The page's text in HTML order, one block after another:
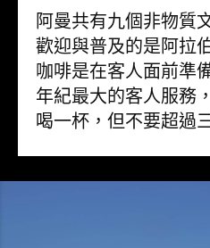
阿曼共有九個非物質
歡迎與普及的是阿拉
咖啡是在客人面前準
年紀最大的客人服務
喝一杯，但不要超過